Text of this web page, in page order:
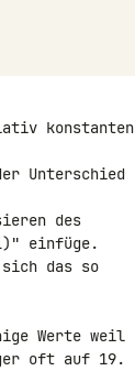
konstanten
Unterschied
des
einfüge.
das so
Werte weil
oft auf 19.